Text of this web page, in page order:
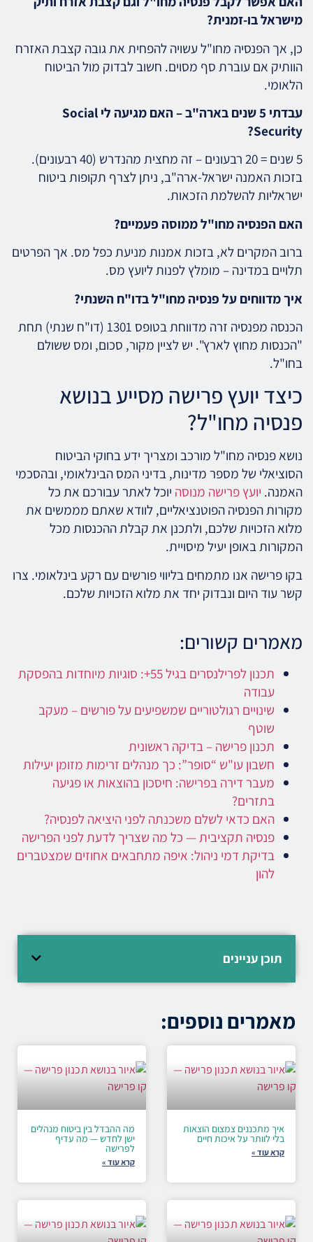
מישראל בו-זמנית?
כן, אך הפנסיה מחו"ל עשויה להפחית את גובה קצבת האזרח
הוותיק אם עוברת סף מסוים. חשוב לבדוק מול הביטוח
הלאומי.
עבדתי 5 שנים בארה"ב – האם מגיעה לי Social
Security?
5 שנים = 20 רבעונים – זה מחצית מהנדרש (40 רבעונים).
בזכות האמנה ישראל-ארה"ב, ניתן לצרף תקופות ביטוח
ישראליות להשלמת הזכאות.
האם הפנסיה מחו"ל ממוסה פעמיים?
ברוב המקרים לא, בזכות אמנות מניעת כפל מס. אך הפרטים
תלויים במדינה – מומלץ לפנות ליועץ מס.
איך מדווחים על פנסיה מחו"ל בדו"ח השנתי?
הכנסה מפנסיה זרה מדווחת בטופס 1301 (דו"ח שנתי) תחת
"הכנסות מחוץ לארץ". יש לציין מקור, סכום, ומס ששולם
בחו"ל.
כיצד יועץ פרישה מסייע בנושא
פנסיה מחו"ל?
נושא פנסיה מחו"ל מורכב ומצריך ידע בחוקי הביטוח
הסוציאלי של מספר מדינות, בדיני המס הבינלאומי, ובהסכמי
האמנה. יועץ פרישה מנוסה יוכל לאתר עבורכם את כל
מקורות הפנסיה הפוטנציאליים, לוודא שאתם מממשים את
מלוא הזכויות שלכם, ולתכנן את קבלת ההכנסות מכל
המקורות באופן יעיל מיסויית.
בקו פרישה אנו מתמחים בליווי פורשים עם רקע בינלאומי. צרו
קשר עוד היום ונבדוק יחד את מלוא הזכויות שלכם.
מאמרים קשורים:
תכנון לפרילנסרים בגיל 55+: סוגיות מיוחדות בהפסקת
עבודה
שינויים רגולטוריים שמשפיעים על פורשים – מעקב
שוטף
תכנון פרישה – בדיקה ראשונית
חשבון עו"ש “סופר”: כך מנהלים זרימות מזומן יעילות
מעבר דירה בפרישה: חיסכון בהוצאות או פגיעה
בתזרים?
האם כדאי לשלם משכנתה לפני היציאה לפנסיה?
פנסיה תקציבית — כל מה שצריך לדעת לפני הפרישה
בדיקת דמי ניהול: איפה מתחבאים אחוזים שמצטברים
להון
תוכן עניינים
מאמרים נוספים:
איך מתכננים צמצום הוצאות
בלי לוותר על איכות חיים
קרא עוד »
מה ההבדל בין ביטוח מנהלים
ישן לחדש — מה עדיף
לפרישה
קרא עוד »